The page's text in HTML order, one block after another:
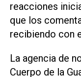
reacciones
que los
recibiendo con
La agencia de
Cuerpo de la